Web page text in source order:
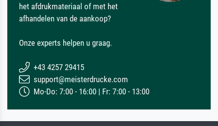
het afdrukmateriaal of met het
afhandelen van de aankoop?
Onze experts helpen u graag.
+43 4257 29415
support@meisterdrucke.com
Mo-Do: 7:00 - 16:00 | Fr: 7:00 - 13:00